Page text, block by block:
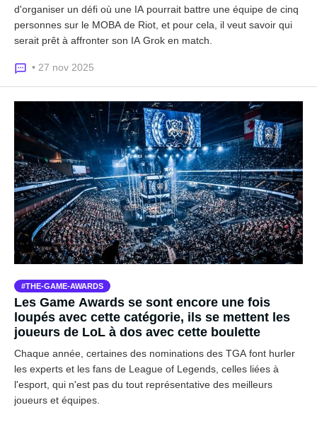
d'organiser un défi où une IA pourrait battre une équipe de cinq
personnes sur le MOBA de Riot, et pour cela, il veut savoir qui
serait prêt à affronter son IA Grok en match.
• 27 nov 2025
THE-GAME-AWARDS
Les Game Awards se sont encore une fois
loupés avec cette catégorie, ils se mettent les
joueurs de LoL à dos avec cette boulette
Chaque année, certaines des nominations des TGA font hurler
les experts et les fans de League of Legends, celles liées à
l'esport, qui n'est pas du tout représentative des meilleurs
joueurs et équipes.